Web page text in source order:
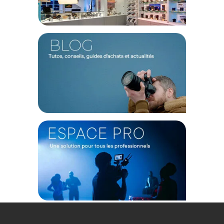
capturant avec précision les détails dans des conditions de
faible luminosité. Que vous immortalisiez la tranquillité d'un
paysage nocturne ou l'effervescence d'une scène urbaine,
cet objectif vous assurera une haute qualité avec des détails
précis même en pleine nuit.
Caractéristiques de l’Objectif Cinéma Nightwalker
Series 16 mm T1.2 S35 à mise au point manuelle -